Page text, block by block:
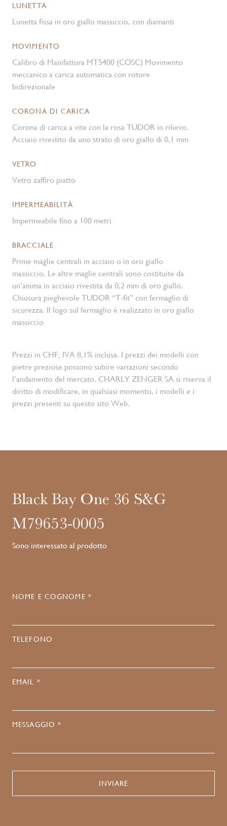
LUNETTA
Lunetta fissa in oro giallo massiccio, con diamanti
MOVIMENTO
Calibro di Manifattura MT5400 (COSC) Movimento
meccanico a carica automatica con rotore
bidirezionale
CORONA DI CARICA
Corona di carica a vite con la rosa TUDOR in rilievo.
Acciaio rivestito da uno strato di oro giallo di 0,1 mm
VETRO
Vetro zaffiro piatto
IMPERMEABILITÀ
Impermeabile fino a 100 metri
BRACCIALE
Prime maglie centrali in acciaio o in oro giallo
massiccio. Le altre maglie centrali sono costituite da
un’anima in acciaio rivestita da 0,2 mm di oro giallo.
Chiusura pieghevole TUDOR “T‑fit” con fermaglio di
sicurezza. Il logo sul fermaglio è realizzato in oro giallo
massiccio
Prezzi in CHF, IVA 8,1% inclusa. I prezzi dei modelli con
pietre preziose possono subire variazioni secondo
l’andamento del mercato. CHARLY ZENGER SA si riserva il
diritto di modificare, in qualsiasi momento, i modelli e i
prezzi presenti su questo sito Web.
Black Bay One 36 S&G
M79653-0005
Sono interessato al prodotto
NOME E COGNOME *
TELEFONO
EMAIL *
MESSAGGIO *